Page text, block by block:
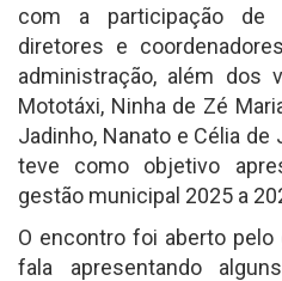
com a participação de
diretores e
administração, além dos
Mototáxi, Ninha de Zé
Jadinho, Nanato e Célia
teve como objetivo
gestão municipal 2025 a
O encontro foi aberto
fala apresentando